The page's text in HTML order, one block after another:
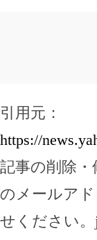
引用元：
https://
記事の削除
のメールア
せください。